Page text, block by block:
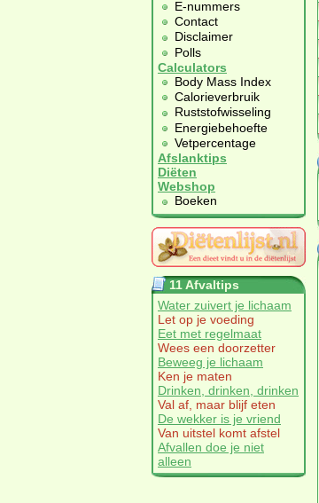
E-nummers
Contact
Disclaimer
Polls
Calculators
Body Mass Index
Calorieverbruik
Ruststofwisseling
Energiebehoefte
Vetpercentage
Afslanktips
Diëten
Webshop
Boeken
11 Afvaltips
Water zuivert je lichaam
Let op je voeding
Eet met regelmaat
Wees een doorzetter
Beweeg je lichaam
Ken je maten
Drinken, drinken, drinken
Val af, maar blijf eten
De wekker is je vriend
Van uitstel komt afstel
Afvallen doe je niet
alleen